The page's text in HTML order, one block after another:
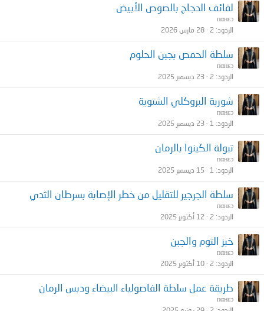
لفائف الدجاج بالصوص الأبيض
пαнεɔ
الردود 2 28 مارس 2026
سلطة الحمص بجبن الحلوم
пαнεɔ
الردود 2 23 ديسمبر 2025
شوربة البروكلي الشتوية
пαнεɔ
الردود 1 23 ديسمبر 2025
تبولة الكينوا بالرمان
пαнεɔ
الردود 1 15 ديسمبر 2025
سلطة الجرجير للتقليل من خطر الإصابة بسرطان الثدي
пαнεɔ
الردود 2 12 أكتوبر 2025
خبز الثوم والجبن
пαнεɔ
الردود 2 10 أكتوبر 2025
طريقة عمل سلطة الفاصولياء البيضاء ودبس الرمان
пαнεɔ